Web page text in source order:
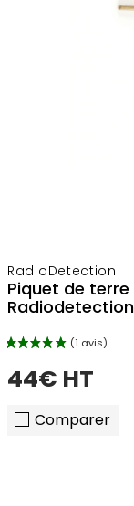
RadioDetection
Piquet de
44€ HT
Comparer